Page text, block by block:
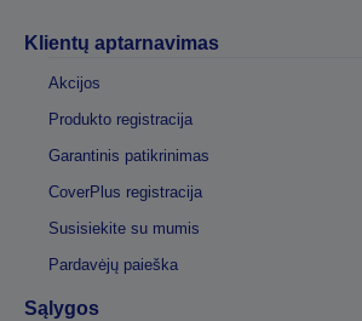
Klientų aptarnavimas
Akcijos
Produkto registracija
Garantinis patikrinimas
CoverPlus registracija
Susisiekite su mumis
Pardavėjų paieška
Sąlygos